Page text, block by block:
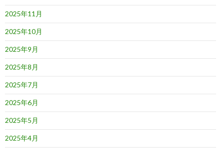
2025年11月
2025年10月
2025年9月
2025年8月
2025年7月
2025年6月
2025年5月
2025年4月